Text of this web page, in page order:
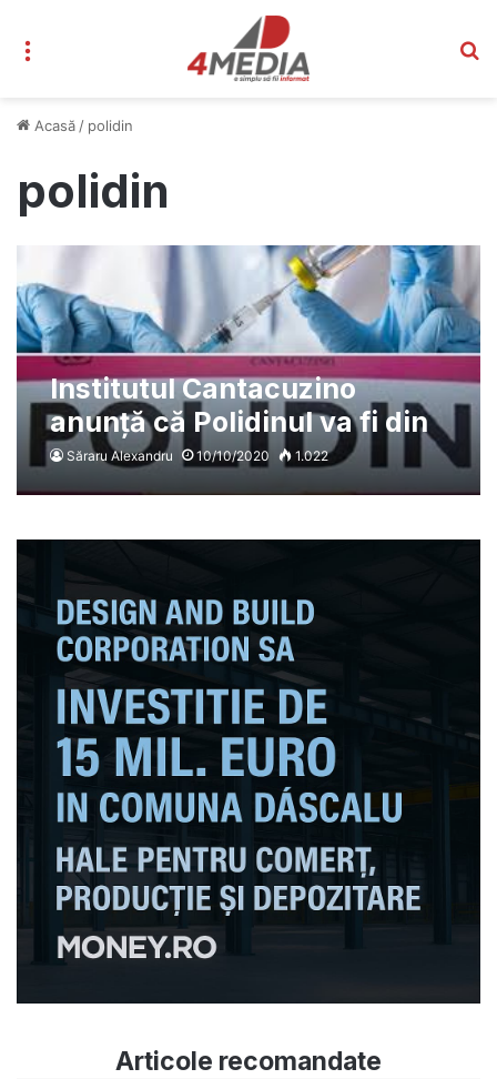
Acasă / polidin
polidin
Institutul Cantacuzino
anunță că Polidinul va fi din
nou pe piață
Săraru Alexandru 10/10/2020 1.022
Articole recomandate